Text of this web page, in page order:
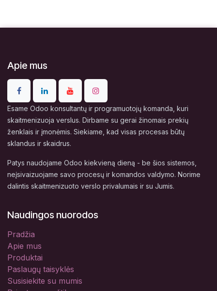
Apie mus
Esame Odoo konsultantų ir programuotojų komanda, kuri
skaitmenizuoja verslus. Dirbame su gerai žinomais prekių
ženklais ir įmonėmis. Siekiame, kad visas procesas būtų
sklandus ir skaidrus.
Patys naudojame Odoo kiekvieną dieną - be šios sistemos,
neįsivaizuojame savo procesų ir komandos valdymo. Norime
dalintis skaitmenizuoto verslo privalumais ir su Jumis.
Naudingos nuorodos
Pradžia
Apie mus
Produktai
Paslaugų taisyklės
Susisiekite su mumis